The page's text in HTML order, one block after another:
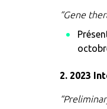
“Gene
2. 2023